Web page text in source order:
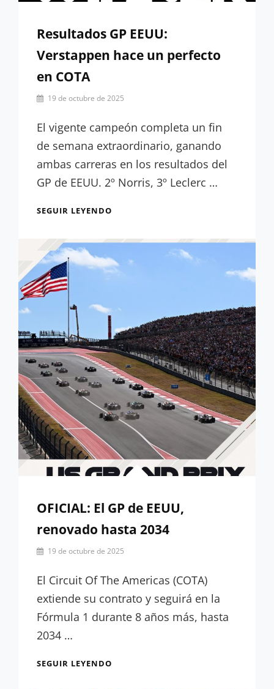
Resultados GP EEUU:
Verstappen hace un perfecto
en COTA
Por
López
19 de octubre de 2025
El vigente campeón completa un fin
de semana extraordinario, ganando
ambas carreras en los resultados del
GP de EEUU. 2º Norris, 3º Leclerc …
SEGUIR LEYENDO
HACE
UN
COTA
OFICIAL: El GP de EEUU,
renovado hasta 2034
Por
Lora-
19 de octubre de 2025
El Circuit Of The Americas (COTA)
extiende su contrato y seguirá en la
Fórmula 1 durante 8 años más, hasta
2034 …
SEGUIR LEYENDO